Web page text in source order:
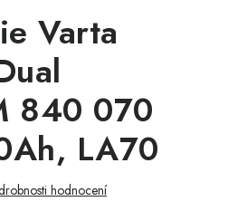
Varta
840 070
LA70
hodnocení